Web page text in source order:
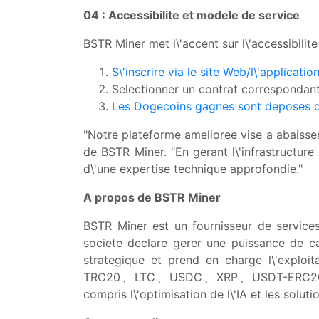
04 : Accessibilite et modele de service
BSTR Miner met l\'accent sur
S\'inscrire via le site Web/
Selectionner un contrat
Les Dogecoins gagnes sont
"Notre plateforme amelioree vise a
de BSTR Miner. "En gerant
d\'une expertise technique approfondie."
A propos de BSTR Miner
BSTR Miner est un fournisseur de
societe declare gerer une puissance de
strategique et prend en charge
TRC20、LTC、USDC、XRP、USDT-
compris l\'optimisation de l\'IA et les